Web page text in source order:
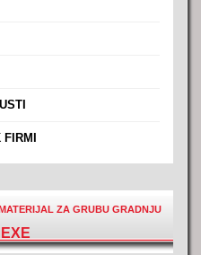
ZA GRUBU GRADNJU